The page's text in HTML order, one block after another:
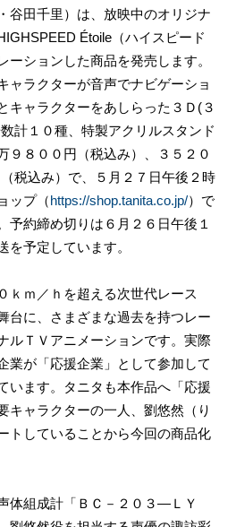
谷田千里）は、放映中のオリジナ
Étoile（ハイスピード
ーションした商品を発売します。
ャラクターが音声でナビゲーショ
キャラクターをあしらった３Ｄ(３
計１０種、特製アクリルスタンド
９８００円（税込み）、３５２０
税込み）で、５月２７日午後２時
ップ（https://shop.tanita.co.jp/）で
予約締め切りは６月２６日午後１
を予定しています。
ｋｍ／ｈを超える次世代レース
台に、さまざまな過去を持つレー
ルＴＶアニメーションです。実際
業が「応援企業」として参加して
います。タニタも本作品へ「応援
キャラクターの一人、劉悠然（り
トしていることから今回の商品化
体組成計「ＢＣ－２０３―ＬＹ